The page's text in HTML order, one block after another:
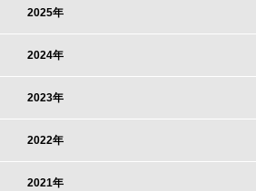
2025年
2024年
2023年
2022年
2021年